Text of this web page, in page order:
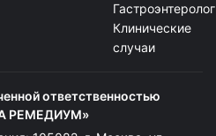
Клинические
случаи
ответственностью
РЕМЕДИУМ»